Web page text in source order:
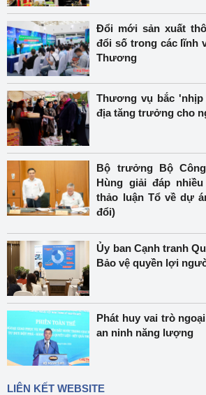
Đổi mới sản xuất
đổi số trong các lĩnh
Thương
Thương vụ bắc
địa tăng trưởng cho
Bộ trưởng Bộ
Hùng giải đáp
thảo luận Tổ về dự
đổi)
Ủy ban Cạnh tranh
Bảo vệ quyền lợi
Phát huy vai trò
an ninh năng lượng
LIÊN KẾT WEBSITE